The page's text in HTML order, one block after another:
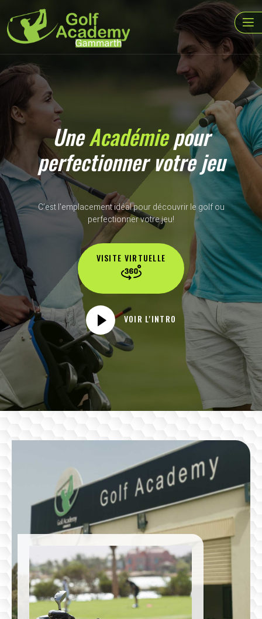
UneAcadémiepour
perfectionner votre jeu
C’est l'emplacement idéal pour découvrir le golf ou
perfectionner votre jeu!
VISITE VIRTUELLE
VOIR L'INTRO